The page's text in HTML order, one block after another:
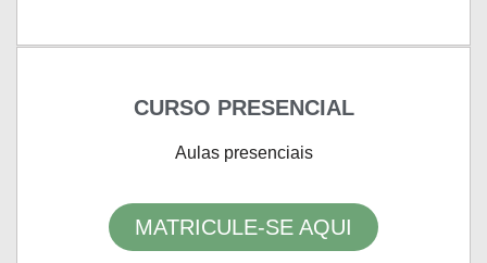
CURSO PRESENCIAL
Aulas presenciais
MATRICULE-SE AQUI